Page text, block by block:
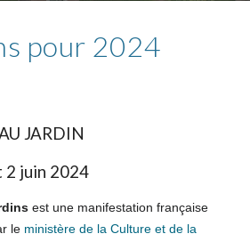
pour 2024
JARDIN
2 juin 2024
est une manifestation française
le ministère de la Culture et de la